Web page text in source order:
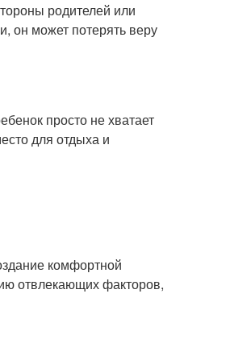
родителей или
он может потерять веру
просто не хватает
для отдыха и
комфортной
отвлекающих факторов,